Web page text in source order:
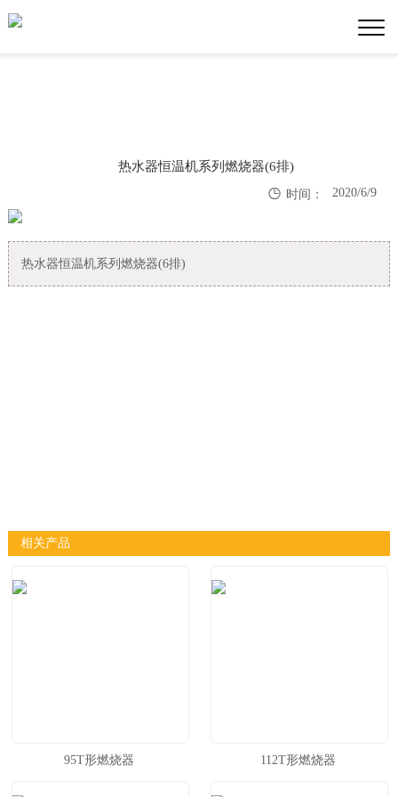
热水器恒温机系列燃烧器(6排)
 时间： 2020/6/9
热水器恒温机系列燃烧器(6排)
相关产品
95T形燃烧器 112T形燃烧器